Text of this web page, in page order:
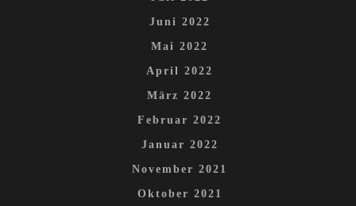
Juni 2022
Mai 2022
April 2022
März 2022
Februar 2022
Januar 2022
November 2021
Oktober 2021